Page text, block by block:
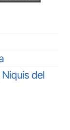
Niquis del